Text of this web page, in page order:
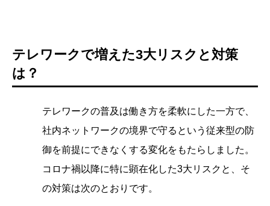
テレワークで増えた3大リスクと対策
は？
テレワークの普及は働き方を柔軟にした一方で、
社内ネットワークの境界で守るという従来型の防
御を前提にできなくする変化をもたらしました。
コロナ禍以降に特に顕在化した3大リスクと、そ
の対策は次のとおりです。